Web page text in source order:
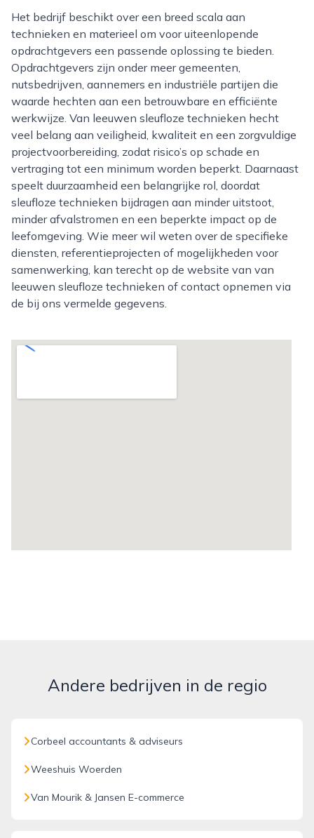
Het bedrijf beschikt over een breed scala aan
technieken en materieel om voor uiteenlopende
opdrachtgevers een passende oplossing te bieden.
Opdrachtgevers zijn onder meer gemeenten,
nutsbedrijven, aannemers en industriële partijen die
waarde hechten aan een betrouwbare en efficiënte
werkwijze. Van leeuwen sleufloze technieken hecht
veel belang aan veiligheid, kwaliteit en een zorgvuldige
projectvoorbereiding, zodat risico’s op schade en
vertraging tot een minimum worden beperkt. Daarnaast
speelt duurzaamheid een belangrijke rol, doordat
sleufloze technieken bijdragen aan minder uitstoot,
minder afvalstromen en een beperkte impact op de
leefomgeving. Wie meer wil weten over de specifieke
diensten, referentieprojecten of mogelijkheden voor
samenwerking, kan terecht op de website van van
leeuwen sleufloze technieken of contact opnemen via
de bij ons vermelde gegevens.
Andere bedrijven in de regio
Corbeel accountants & adviseurs
Weeshuis Woerden
Van Mourik & Jansen E-commerce